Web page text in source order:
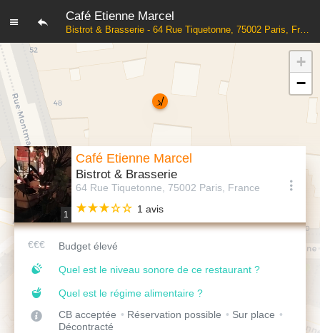
Café Etienne Marcel
Bistrot & Brasserie - 64 Rue Tiquetonne, 75002 Paris, France
1
Café Etienne Marcel
Bistrot & Brasserie
64 Rue Tiquetonne, 75002 Paris, France
1 avis
Budget élevé
Quel est le niveau sonore de ce restaurant ?
Quel est le régime alimentaire ?
CB acceptée
Réservation possible
Sur place
Décontracté
+
−